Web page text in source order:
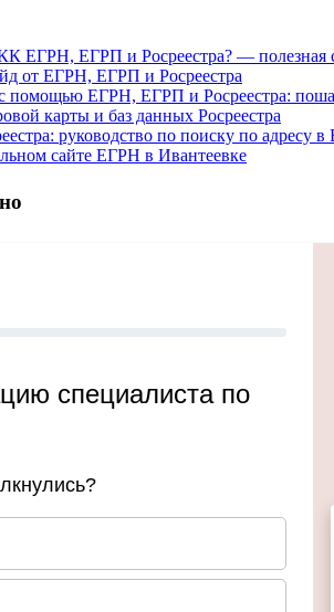
ЕГРН, ЕГРП и Росреестра? — полезная
от ЕГРН, ЕГРП и Росреестра
помощью ЕГРН, ЕГРП и Росреестра:
карты и баз данных Росреестра
руководство по поиску по
сайте ЕГРН в Ивантеевке